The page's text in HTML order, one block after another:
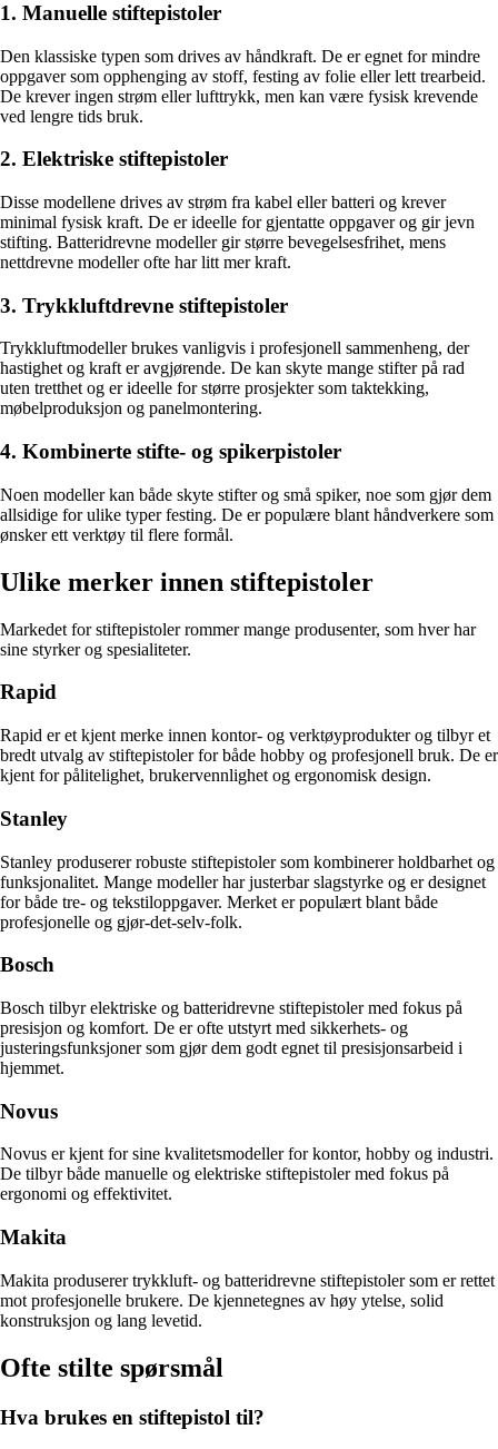
1. Manuelle stiftepistoler
Den klassiske typen som drives av håndkraft. De er egnet for mindre
oppgaver som opphenging av stoff, festing av folie eller lett trearbeid.
De krever ingen strøm eller lufttrykk, men kan være fysisk krevende
ved lengre tids bruk.
2. Elektriske stiftepistoler
Disse modellene drives av strøm fra kabel eller batteri og krever
minimal fysisk kraft. De er ideelle for gjentatte oppgaver og gir jevn
stifting. Batteridrevne modeller gir større bevegelsesfrihet, mens
nettdrevne modeller ofte har litt mer kraft.
3. Trykkluftdrevne stiftepistoler
Trykkluftmodeller brukes vanligvis i profesjonell sammenheng, der
hastighet og kraft er avgjørende. De kan skyte mange stifter på rad
uten tretthet og er ideelle for større prosjekter som taktekking,
møbelproduksjon og panelmontering.
4. Kombinerte stifte- og spikerpistoler
Noen modeller kan både skyte stifter og små spiker, noe som gjør dem
allsidige for ulike typer festing. De er populære blant håndverkere som
ønsker ett verktøy til flere formål.
Ulike merker innen stiftepistoler
Markedet for stiftepistoler rommer mange produsenter, som hver har
sine styrker og spesialiteter.
Rapid
Rapid er et kjent merke innen kontor- og verktøyprodukter og tilbyr et
bredt utvalg av stiftepistoler for både hobby og profesjonell bruk. De er
kjent for pålitelighet, brukervennlighet og ergonomisk design.
Stanley
Stanley produserer robuste stiftepistoler som kombinerer holdbarhet og
funksjonalitet. Mange modeller har justerbar slagstyrke og er designet
for både tre- og tekstiloppgaver. Merket er populært blant både
profesjonelle og gjør-det-selv-folk.
Bosch
Bosch tilbyr elektriske og batteridrevne stiftepistoler med fokus på
presisjon og komfort. De er ofte utstyrt med sikkerhets- og
justeringsfunksjoner som gjør dem godt egnet til presisjonsarbeid i
hjemmet.
Novus
Novus er kjent for sine kvalitetsmodeller for kontor, hobby og industri.
De tilbyr både manuelle og elektriske stiftepistoler med fokus på
ergonomi og effektivitet.
Makita
Makita produserer trykkluft- og batteridrevne stiftepistoler som er rettet
mot profesjonelle brukere. De kjennetegnes av høy ytelse, solid
konstruksjon og lang levetid.
Ofte stilte spørsmål
Hva brukes en stiftepistol til?